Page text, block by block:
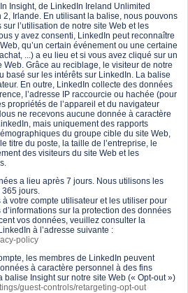
Insight, de LinkedIn Ireland Unlimited
Irlande. En utilisant la balise, nous pouvons
l’utilisation de notre site Web et les
y avez consenti, LinkedIn peut reconnaître
qu’un certain événement ou une certaine
...) a eu lieu et si vous avez cliqué sur un
Grâce au reciblage, le visiteur de notre
basé sur les intérêts sur LinkedIn. La balise
En outre, LinkedIn collecte des données
l’adresse IP raccourcie ou hachée (pour
propriétés de l’appareil et du navigateur
ne recevons aucune donnée à caractère
mais uniquement des rapports
du groupe cible du site Web,
titre du poste, la taille de l’entreprise, le
des visiteurs du site Web et les
a lieu après 7 jours. Nous utilisons les
jours.
votre compte utilisateur et les utiliser pour
sur la protection des données
vos données, veuillez consulter la
à l’adresse suivante :
policy
les membres de LinkedIn peuvent
à caractère personnel à des fins
Insight sur notre site Web (« Opt-out »)
guest-controls/retargeting-opt-out